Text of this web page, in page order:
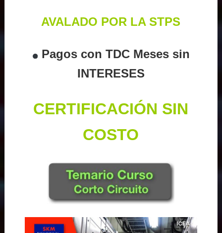
AVALADO POR LA STPS
Pagos con TDC Meses sin
INTERESES
CERTIFICACIÓN SIN
COSTO